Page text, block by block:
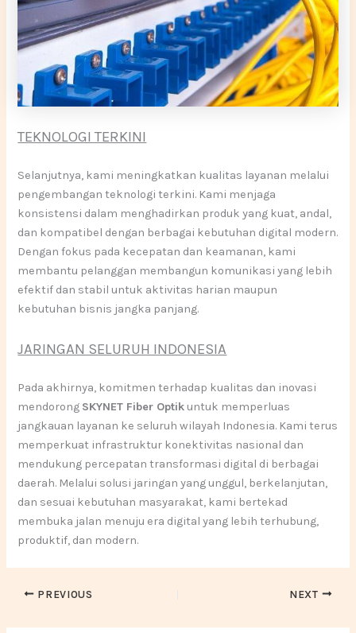
TEKNOLOGI TERKINI
Selanjutnya, kami meningkatkan kualitas layanan melalui
pengembangan teknologi terkini. Kami menjaga
konsistensi dalam menghadirkan produk yang kuat, andal,
dan kompatibel dengan berbagai kebutuhan digital modern.
Dengan fokus pada kecepatan dan keamanan, kami
membantu pelanggan membangun komunikasi yang lebih
efektif dan stabil untuk aktivitas harian maupun
kebutuhan bisnis jangka panjang.
JARINGAN SELURUH INDONESIA
Pada akhirnya, komitmen terhadap kualitas dan inovasi
mendorong SKYNET Fiber Optik untuk memperluas
jangkauan layanan ke seluruh wilayah Indonesia. Kami terus
memperkuat infrastruktur konektivitas nasional dan
mendukung percepatan transformasi digital di berbagai
daerah. Melalui solusi jaringan yang unggul, berkelanjutan,
dan sesuai kebutuhan masyarakat, kami bertekad
membuka jalan menuju era digital yang lebih terhubung,
produktif, dan modern.
PREVIOUS NEXT